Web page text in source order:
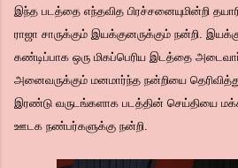
இந்த படத்தை எந்தவித பிரச்சனையுமின்றி
ராஜா சாருக்கும் இயக்குனருக்கும் நன்றி.
கண்டிப்பாக ஒரு மிகப்பெரிய இடத்தை
அனைவருக்கும் மனமார்ந்த நன்றியை
இரண்டு வருடங்களாக படத்தின் செய்தியை
ஊடக நண்பர்களுக்கு நன்றி.